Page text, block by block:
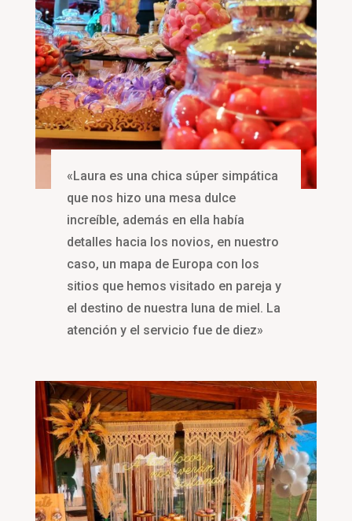
«Laura es una chica súper simpática
que nos hizo una mesa dulce
increíble, además en ella había
detalles hacia los novios, en nuestro
caso, un mapa de Europa con los
sitios que hemos visitado en pareja y
el destino de nuestra luna de miel. La
atención y el servicio fue de diez»